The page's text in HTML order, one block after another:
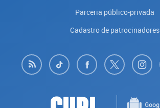
Parceria público-privada
Cadastro de patrocinadores